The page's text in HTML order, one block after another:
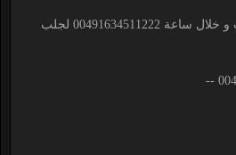
الشيخ الروحاني جلب الحبيب و خلال ساعة 00491634511222 لجلب